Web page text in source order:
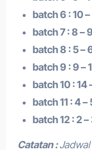
batch 6 : 10
batch 7 : 8 –
batch 8 : 5 –
batch 9 : 9 –
batch 10 : 14
batch 11 : 4
batch 12 : 2
Catatan :